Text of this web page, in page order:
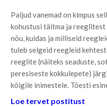
Paljud vanemad on kimpus
kohustusi täitma ja reeglitest
nõu, kuidas ja milliseid
tuleb selgeid reegleid
reeglite (näiteks seaduste,
peresiseste kokkulepete)
kõigile inimestele. Tõesti
Loe tervet postitust